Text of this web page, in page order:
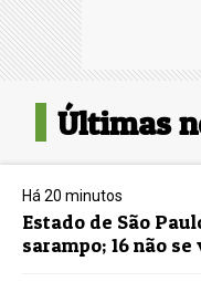
Últimas
Há 20 minutos
Estado de São
sarampo; 16 não